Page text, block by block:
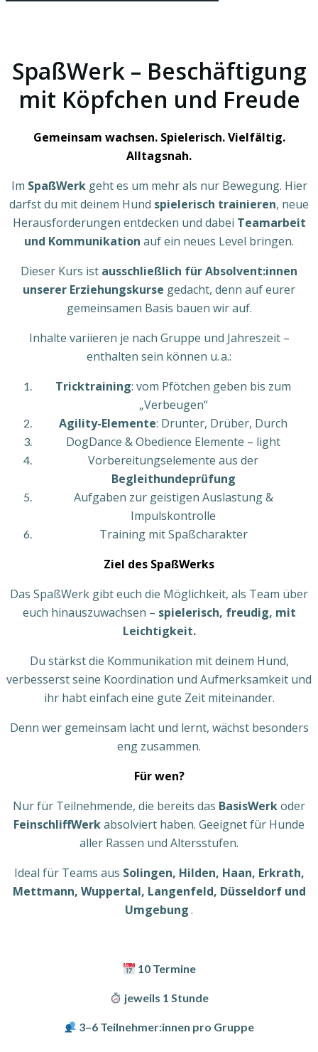
SpaßWerk – Beschäftigung
mit Köpfchen und Freude
Gemeinsam wachsen. Spielerisch. Vielfältig.
Alltagsnah.
Im SpaßWerkgeht es um mehr als nur Bewegung. Hier
darfst du mit deinem Hund spielerisch trainieren, neue
Herausforderungen entdecken und dabei Teamarbeit
und Kommunikation auf ein neues Level bringen.
Dieser Kurs ist ausschließlich für Absolvent:innen
unserer Erziehungskurse gedacht, denn auf eurer
gemeinsamen Basis bauen wir auf.
Inhalte variieren je nach Gruppe und Jahreszeit –
enthalten sein können u. a.:
Tricktraining: vom Pfötchen geben bis zum
„Verbeugen“
Agility-Elemente: Drunter, Drüber, Durch
DogDance & Obedience Elemente – light
Vorbereitungselemente aus der
Begleithundeprüfung
Aufgaben zur geistigen Auslastung &
Impulskontrolle
Training mit Spaßcharakter
Ziel des SpaßWerks
Das SpaßWerk gibt euch die Möglichkeit, als Team über
euch hinauszuwachsen – spielerisch, freudig, mit
Leichtigkeit.
Du stärkst die Kommunikation mit deinem Hund,
verbesserst seine Koordination und Aufmerksamkeit und
ihr habt einfach eine gute Zeit miteinander.
Denn wer gemeinsam lacht und lernt, wächst besonders
eng zusammen.
Für wen?
Nur für Teilnehmende, die bereits das BasisWerkoder
FeinschliffWerkabsolviert haben. Geeignet für Hunde
aller Rassen und Altersstufen.
Ideal für Teams aus Solingen, Hilden, Haan, Erkrath,
Mettmann, Wuppertal, Langenfeld, Düsseldorf und
Umgebung.
10 Termine
jeweils 1 Stunde
3–6 Teilnehmer:innen pro Gruppe